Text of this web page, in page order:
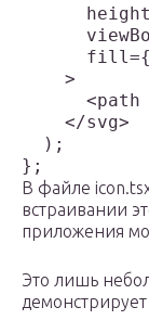
>
<path d="/
</svg>
);
В файле
встраивании
приложения
Это лишь